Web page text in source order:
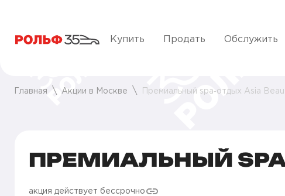
Купить Продать Обслужить
Главная Акции в Москве Премиальный spa‑отдых Asia
ПРЕМИАЛЬНЫЙ
акция действует бессрочно